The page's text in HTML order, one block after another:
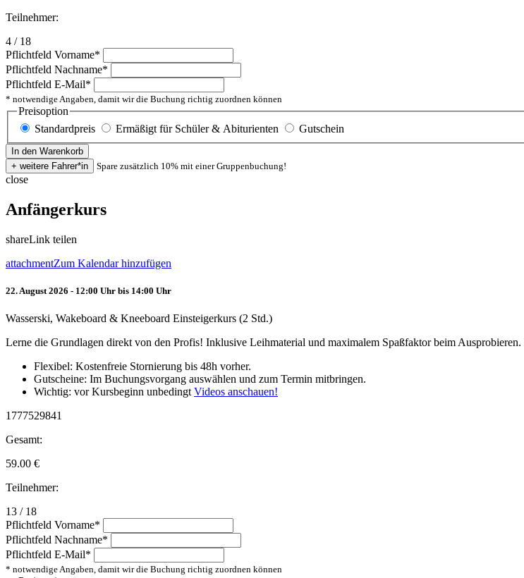
Teilnehmer:
4 / 18
Pflichtfeld Vorname*
Pflichtfeld Nachname*
Pflichtfeld E-Mail*
* notwendige Angaben, damit wir die Buchung richtig zuordnen können
Preisoption
Standardpreis
Ermäßigt für Schüler & Abiturienten Gutschein
Spare zusätzlich 10% mit einer Gruppenbuchung!
close
Anfängerkurs
shareLink teilen
attachmentZum Kalendar hinzufügen
22. August 2026 - 12:00 Uhr bis 14:00 Uhr
Wasserski, Wakeboard & Kneeboard Einsteigerkurs (2 Std.)
Lerne die Grundlagen direkt von den Profis! Inklusive Leihmaterial und maximalem Spaßfaktor beim
Flexibel: Kostenfreie Stornierung bis 48h vorher.
Gutscheine: Im Buchungsvorgang auswählen und zum Termin mitbringen.
Wichtig: vor Kursbeginn unbedingtVideos anschauen!
1777529841
Gesamt:
59.00 €
Teilnehmer:
13 / 18
Pflichtfeld Vorname*
Pflichtfeld Nachname*
Pflichtfeld E-Mail*
* notwendige Angaben, damit wir die Buchung richtig zuordnen können